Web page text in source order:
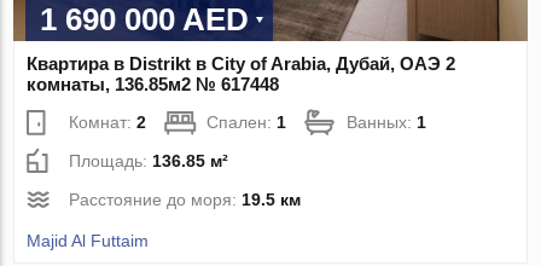
1 690 000 AED
Квартира в Distrikt в City of Arabia, Дубай, ОАЭ 2
комнаты, 136.85м2 № 617448
Комнат:2 Спален:1 Ванных:1
Площадь:136.85 м²
Расстояние до моря:19.5 км
Majid Al Futtaim